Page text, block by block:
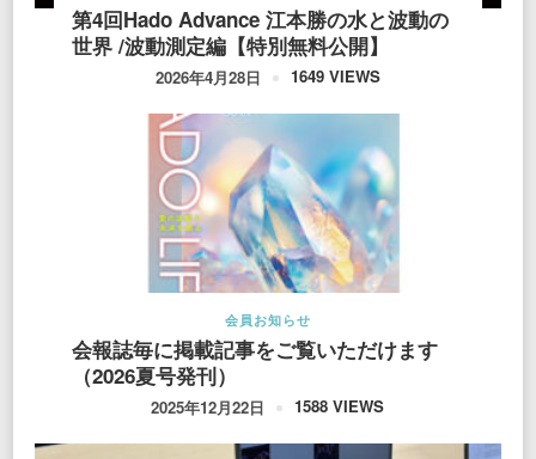
第4回Hado Advance 江本勝の水と波動の
世界 /波動測定編【特別無料公開】
2026年4月28日 1649 VIEWS
会員お知らせ
会報誌毎に掲載記事をご覧いただけます
（2026夏号発刊）
2025年12月22日 1588 VIEWS